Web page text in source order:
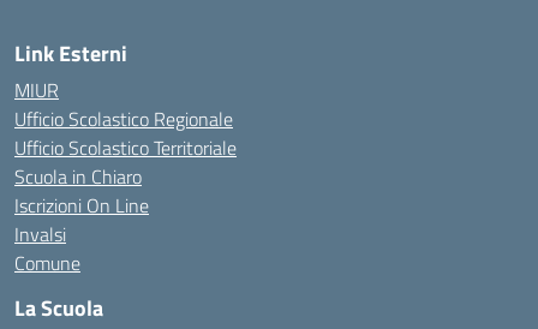
Link Esterni
MIUR
Ufficio Scolastico Regionale
Ufficio Scolastico Territoriale
Scuola in Chiaro
Iscrizioni On Line
Invalsi
Comune
La Scuola